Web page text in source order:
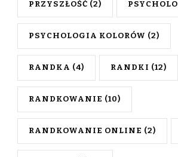
PRZYSZŁOŚĆ (2)
PSYCHOLOGIA KOLORÓW (2)
RANDKA (4) RANDKI (12)
RANDKOWANIE (10)
RANDKOWANIE ONLINE (2)